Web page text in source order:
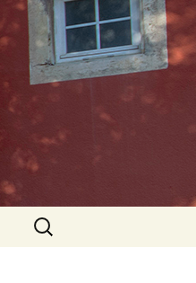
Rechercher :